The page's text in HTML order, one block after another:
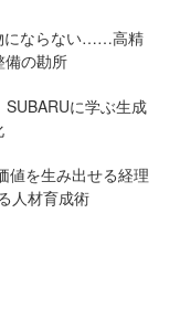
にならない……高精
備の勘所
に学ぶ生成
値を生み出せる経理
人材育成術